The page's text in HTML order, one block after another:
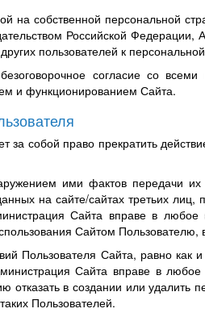
собственной персональной
Российской Федерации,
пользователей к
согласие со
и функционированием Сайта.
за собой право прекратить
ими фактов передачи
на сайте/сайтах третьих лиц,
Сайта вправе в любое
Сайтом
Пользователя Сайта, равно как
Сайта вправе в
в создании или удалить
Пользователей.